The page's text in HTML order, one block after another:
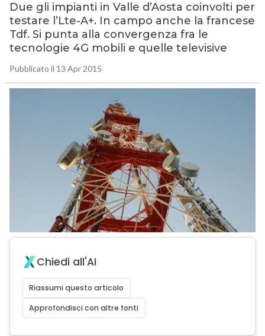
Due gli impianti in Valle d’Aosta coinvolti per
testare l’Lte-A+. In campo anche la francese
Tdf. Si punta alla convergenza fra le
tecnologie 4G mobili e quelle televisive
Pubblicato il 13 Apr 2015
Chiedi all'AI
Riassumi questo articolo
Approfondisci con altre fonti